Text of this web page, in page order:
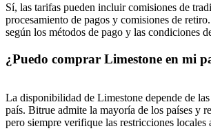
Gana premios y recompensas exclusivas
Sí, las tarifas pueden incluir comisiones de
procesamiento de pagos y comisiones de
según los métodos de pago y las condiciones
¿Puedo comprar Limestone en mi
La disponibilidad de Limestone depende de
país. Bitrue admite la mayoría de los países y
pero siempre verifique las restricciones locales